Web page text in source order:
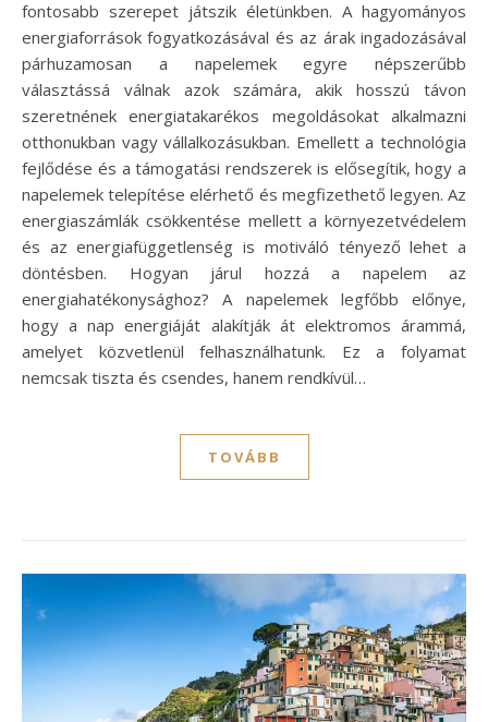
fontosabb szerepet játszik életünkben. A hagyományos
energiaforrások fogyatkozásával és az árak ingadozásával
párhuzamosan a napelemek egyre népszerűbb
választássá válnak azok számára, akik hosszú távon
szeretnének energiatakarékos megoldásokat alkalmazni
otthonukban vagy vállalkozásukban. Emellett a technológia
fejlődése és a támogatási rendszerek is elősegítik, hogy a
napelemek telepítése elérhető és megfizethető legyen. Az
energiaszámlák csökkentése mellett a környezetvédelem
és az energiafüggetlenség is motiváló tényező lehet a
döntésben. Hogyan járul hozzá a napelem az
energiahatékonysághoz? A napelemek legfőbb előnye,
hogy a nap energiáját alakítják át elektromos árammá,
amelyet közvetlenül felhasználhatunk. Ez a folyamat
nemcsak tiszta és csendes, hanem rendkívül…
TOVÁBB